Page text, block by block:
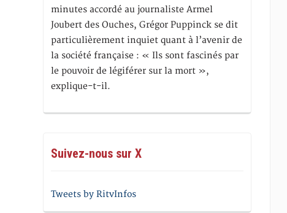
minutes accordé au journaliste Armel
Joubert des Ouches, Grégor Puppinck se dit
particulièrement inquiet quant à l’avenir de
la société française : « Ils sont fascinés par
le pouvoir de légiférer sur la mort »,
explique-t-il.
Suivez-nous sur X
Tweets by RitvInfos